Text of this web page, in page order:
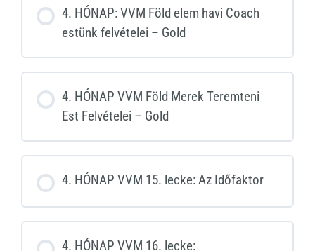
4. HÓNAP: VVM Föld elem havi Coach
estünk felvételei – Gold
4. HÓNAP VVM Föld Merek Teremteni
Est Felvételei – Gold
4. HÓNAP VVM 15. lecke: Az Időfaktor
4. HÓNAP VVM 16. lecke: